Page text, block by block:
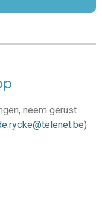
neem gerust
)